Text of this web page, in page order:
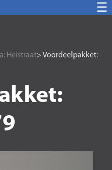
☰
Heistraat> Voordeelpakket: